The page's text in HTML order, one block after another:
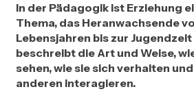
In der Pädagogik ist Erziehung
Thema, das Heranwachsende
Lebensjahren bis zur
beschreibt die Art und Weise,
sehen, wie sie sich verhalten
anderen interagieren.